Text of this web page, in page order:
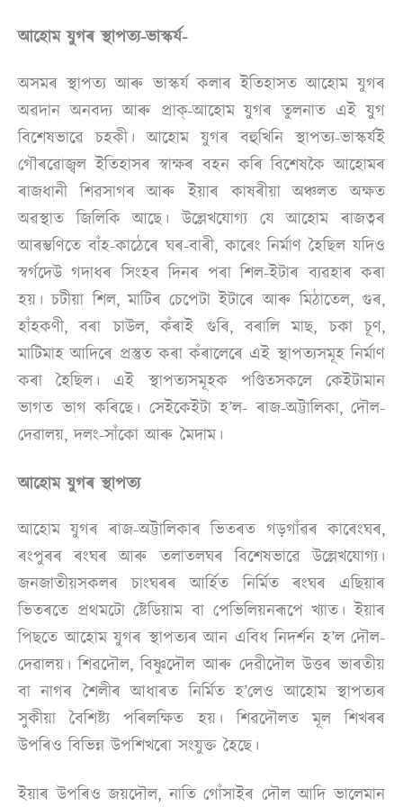
আহোম যুগৰ স্থাপত্য-ভাস্কৰ্য-
অসমৰ স্থাপত্য আৰু ভাস্কৰ্য কলাৰ ইতিহাসত আহোম যুগৰ
অৱদান অনবদ্য আৰু প্ৰাক্-আহোম যুগৰ তুলনাত এই যুগ
বিশেষভাৱে চহকী। আহোম যুগৰ বহুখিনি স্থাপত্য-ভাস্কৰ্যই
গৌৰৱোজ্বল ইতিহাসৰ স্বাক্ষৰ বহন কৰি বিশেষকৈ আহোমৰ
ৰাজধানী শিৱসাগৰ আৰু ইয়াৰ কাষৰীয়া অঞ্চলত অক্ষত
অৱস্থাত জিলিকি আছে। উল্লেখযোগ্য যে আহোম ৰাজত্বৰ
আৰম্ভণিতে বাঁহ-কাঠেৰে ঘৰ-বাৰী, কাৰেং নিৰ্মাণ হৈছিল যদিও
স্বৰ্গদেউ গদাধৰ সিংহৰ দিনৰ পৰা শিল-ইটাৰ ব্যৱহাৰ কৰা
হয়। চটীয়া শিল, মাটিৰ চেপেটা ইটাৰে আৰু মিঠাতেল, গুৰ,
হাঁহকণী, বৰা চাউল, কঁৰাই গুৰি, বৰালি মাছ, চকা চূণ,
মাটিমাহ আদিৰে প্ৰস্তুত কৰা কঁৰালেৰে এই স্থাপত্যসমূহ নিৰ্মাণ
কৰা হৈছিল। এই স্থাপত্যসমূহক পণ্ডিতসকলে কেইটামান
ভাগত ভাগ কৰিছে। সেইকেইটা হ’ল- ৰাজ-অট্টালিকা, দৌল-
দেৱালয়, দলং-সাঁকো আৰু মৈদাম।
আহোম যুগৰ স্থাপত্য
আহোম যুগৰ ৰাজ-অট্টালিকাৰ ভিতৰত গড়গাঁৱৰ কাৰেংঘৰ,
ৰংপুৰৰ ৰংঘৰ আৰু তলাতলঘৰ বিশেষভাৱে উল্লেখযোগ্য।
জনজাতীয়সকলৰ চাংঘৰৰ আৰ্হিত নিৰ্মিত ৰংঘৰ এছিয়াৰ
ভিতৰতে প্ৰথমটো ষ্টেডিয়াম বা পেভিলিয়নৰূপে খ্যাত। ইয়াৰ
পিছতে আহোম যুগৰ স্থাপত্যৰ আন এবিধ নিদৰ্শন হ’ল দৌল-
দেৱালয়। শিৱদৌল, বিষ্ণুদৌল আৰু দেৱীদৌল উত্তৰ ভাৰতীয়
বা নাগৰ শৈলীৰ আধাৰত নিৰ্মিত হ’লেও আহোম স্থাপত্যৰ
সুকীয়া বৈশিষ্ট্য পৰিলক্ষিত হয়। শিৱদৌলত মূল শিখৰৰ
উপৰিও বিভিন্ন উপশিখৰো সংযুক্ত হৈছে।
ইয়াৰ উপৰিও জয়দৌল, নাতি গোঁসাইৰ দৌল আদি ভালেমান